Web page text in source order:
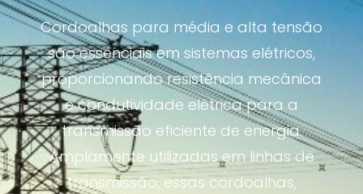
Cordoalhas para média e alta tensão
são essenciais em sistemas elétricos,
proporcionando resistência mecânica
e condutividade elétrica para a
transmissão eficiente de energia.
Amplamente utilizadas em linhas de
transmissão, essas cordoalhas,